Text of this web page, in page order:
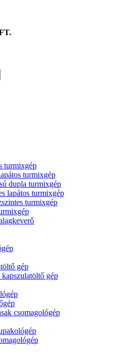
turmixgép
turmixgép
dupla turmixgép
lapátos turmixgép
turmixgép
gép
gép
csomagológép